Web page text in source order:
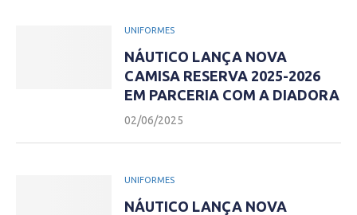
UNIFORMES
NÁUTICO LANÇA NOVA
CAMISA RESERVA 2025-2026
EM PARCERIA COM A DIADORA
02/06/2025
UNIFORMES
NÁUTICO LANÇA NOVA